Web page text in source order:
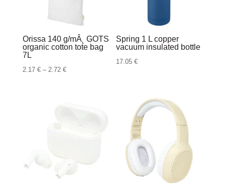
Orissa 140 g/mÂ˛ GOTS
organic cotton tote bag
7L
2.17 € – 2.72 €Raspon
Spring 1 L copper
vacuum insulated bottle
17.05€